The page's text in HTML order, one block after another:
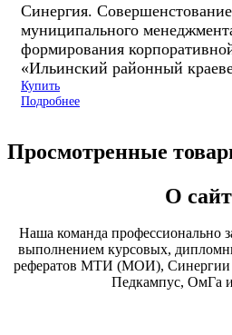
Синергия.
муниципального
формирования
«Ильинский районный
Купить
Подробнее
Просмотренные
О
Наша команда профессионально
выполнением курсовых,
рефератов МТИ (МОИ),
Педкампус, ОмГа и